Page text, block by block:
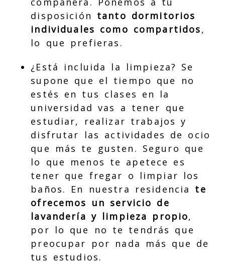
disposición tanto dormitorios
individuales como compartidos,
lo que prefieras.
¿Está incluida la limpieza? Se
supone que el tiempo que no
estés en tus clases en la
universidad vas a tener que
estudiar, realizar trabajos y
disfrutar las actividades de ocio
que más te gusten. Seguro que
lo que menos te apetece es
tener que fregar o limpiar los
baños. En nuestra residencia te
ofrecemos un servicio de
lavandería y limpieza propio,
por lo que no te tendrás que
preocupar por nada más que de
tus estudios.